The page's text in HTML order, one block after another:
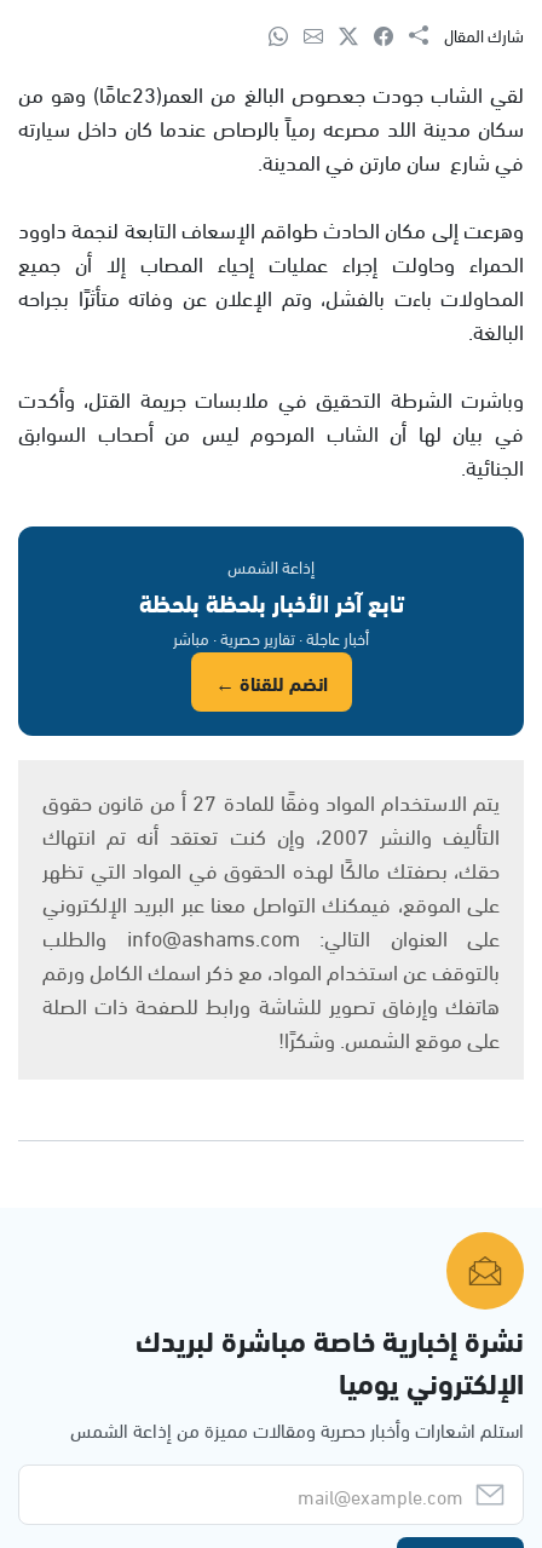
شارك المقال
لقي الشاب جودت جعصوص البالغ من العمر(23عامًا) وهو من
سكان مدينة اللد مصرعه رمياً بالرصاص عندما كان داخل سيارته
في شارع سان مارتن في المدينة.
وهرعت إلى مكان الحادث طواقم الإسعاف التابعة لنجمة داوود
الحمراء وحاولت إجراء عمليات إحياء المصاب إلا أن جميع
المحاولات باءت بالفشل، وتم الإعلان عن وفاته متأثرًا بجراحه
البالغة.
وباشرت الشرطة التحقيق في ملابسات جريمة القتل، وأكدت
في بيان لها أن الشاب المرحوم ليس من أصحاب السوابق
الجنائية.
إذاعة الشمس
تابع آخر الأخبار بلحظة بلحظة
أخبار عاجلة · تقارير حصرية · مباشر
انضم للقناة ←
يتم الاستخدام المواد وفقًا للمادة 27 أ من قانون حقوق
التأليف والنشر 2007، وإن كنت تعتقد أنه تم انتهاك
حقك، بصفتك مالكًا لهذه الحقوق في المواد التي تظهر
على الموقع، فيمكنك التواصل معنا عبر البريد الإلكتروني
على العنوان التالي: info@ashams.com والطلب
بالتوقف عن استخدام المواد، مع ذكر اسمك الكامل ورقم
هاتفك وإرفاق تصوير للشاشة ورابط للصفحة ذات الصلة
على موقع الشمس. وشكرًا!
نشرة إخبارية خاصة مباشرة لبريدك
الإلكتروني يوميا
استلم اشعارات وأخبار حصرية ومقالات مميزة من إذاعة الشمس